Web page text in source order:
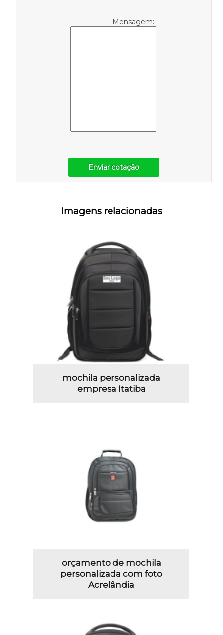
Mensagem:
Enviar cotação
Imagens relacionadas
mochila personalizada
empresa Itatiba
orçamento de mochila
personalizada com foto
Acrelândia